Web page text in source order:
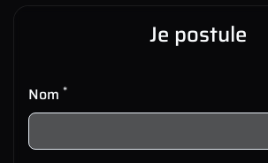
Je postule
Nom *